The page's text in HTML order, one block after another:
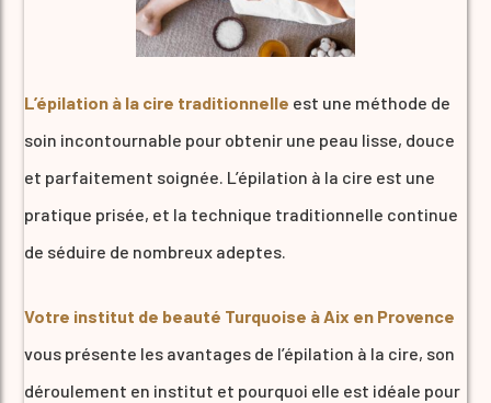
L’épilation à la cire traditionnelle est une méthode de
soin incontournable pour obtenir une peau lisse, douce
et parfaitement soignée. L’épilation à la cire est une
pratique prisée, et la technique traditionnelle continue
de séduire de nombreux adeptes.
Votre institut de beauté Turquoise à Aix en Provence
vous présente les avantages de l’épilation à la cire, son
déroulement en institut et pourquoi elle est idéale pour